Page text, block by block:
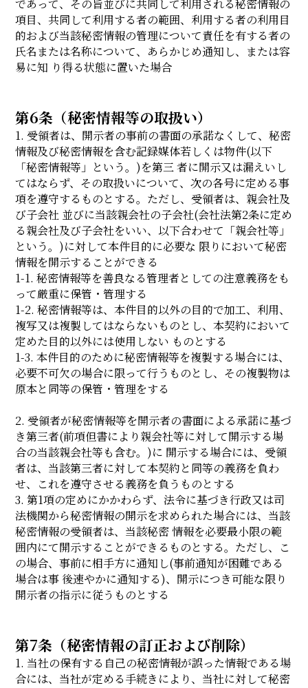
であって、その旨並びに共同して利用される秘密情報の
項目、共同して利用する者の範囲、利用する者の利用目
的および当該秘密情報の管理について責任を有する者の
氏名または名称について、あらかじめ通知し、または容
易に知 り得る状態に置いた場合
第6条（秘密情報等の取扱い）
1. 受領者は、開示者の事前の書面の承諾なくして、秘密
情報及び秘密情報を含む記録媒体若しくは物件(以下
「秘密情報等」という。)を第三 者に開示又は漏えいし
てはならず、その取扱いについて、次の各号に定める事
項を遵守するものとする。ただし、受領者は、親会社及
び子会社 並びに当該親会社の子会社(会社法第2条に定め
る親会社及び子会社をいい、以下合わせて「親会社等」
という。)に対して本件目的に必要な 限りにおいて秘密
情報を開示することができる
1-1. 秘密情報等を善良なる管理者としての注意義務をも
って厳重に保管・管理する
1-2. 秘密情報等は、本件目的以外の目的で加工、利用、
複写又は複製してはならないものとし、本契約において
定めた目的以外には使用しない ものとする
1-3. 本件目的のために秘密情報等を複製する場合には、
必要不可欠の場合に限って行うものとし、その複製物は
原本と同等の保管・管理をする
2. 受領者が秘密情報等を開示者の書面による承諾に基づ
き第三者(前項但書により親会社等に対して開示する場
合の当該親会社等も含む。)に 開示する場合には、受領
者は、当該第三者に対して本契約と同等の義務を負わ
せ、これを遵守させる義務を負うものとする
3. 第1項の定めにかかわらず、法令に基づき行政又は司
法機関から秘密情報の開示を求められた場合には、当該
秘密情報の受領者は、当該秘密 情報を必要最小限の範
囲内にて開示することができるものとする。ただし、こ
の場合、事前に相手方に通知し(事前通知が困難である
場合は事 後速やかに通知する)、開示につき可能な限り
開示者の指示に従うものとする
第7条（秘密情報の訂正および削除）
1. 当社の保有する自己の秘密情報が誤った情報である場
合には、当社が定める手続きにより、当社に対して秘密